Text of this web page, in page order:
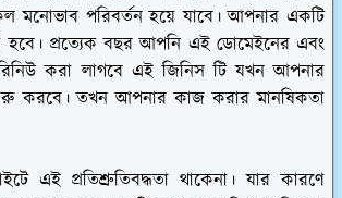
মনোভাব পরিবর্তন হয়ে যাবে। আপনার একটি
হবে। প্রত্যেক বছর আপনি এই ডোমেইনের এবং
করা লাগবে এই জিনিস টি যখন আপনার
করবে। তখন আপনার কাজ করার মানষিকতা
এই প্রতিশ্রুতিবদ্ধতা থাকেনা। যার কারণে